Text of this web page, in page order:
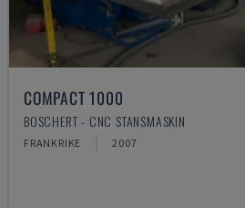
COMPACT 1000
BOSCHERT - CNC STANSMASKIN
FRANKRIKE 2007